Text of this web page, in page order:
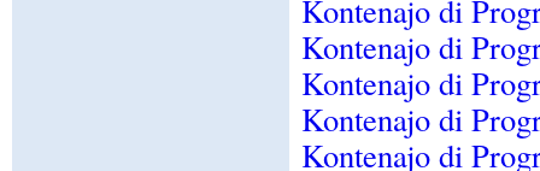
Kontenajo di
Kontenajo di
Kontenajo di
Kontenajo di
Kontenajo di